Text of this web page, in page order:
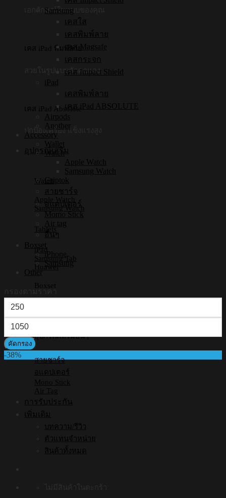
เอกลักษณ์ในแบบของคุณ
เคส iPad พิมพ์ลาย
สวยในรูปแบบตัวคุณเอง
เคส iPad Absolute
ปกป้องเครื่อง แข็งแรงสูง
อุปกรณ์เสริม
Watch
Apple Watch
Samsung Watch
Tablets
iPad
Samsung Tab
Huawei
Boxset
Samsung Boxset
อุปกรณ์เสริมอื่นๆ
สายชาร์จ
อแดปเตอร์
Mono Stick
Air Tag
การรับประกัน
เพิ่มเติม
บทความ/รีวิว
ตัวแทนจำหน่าย
สินค้าทั้งหมด
Samsung
เคสใส
เคสพิมพ์ลาย
เคส Magsafe
เคสกระจก
เคส Impact Shield
iPad
เคสพิมพ์ลาย
เคส iPad ABSOLUTE
Airpods
Another
Accessory
Wallet
Watch
Apple Watch
Samsung Watch
Griptok
สายชาร์จ
อแดปเตอร์
Momo Stick
Air tag
อื่นๆ
Boxset
iPhone
Samsung
Other
ราคา
ต่ำ
สุด
ราคา
สูงสุด
คัดกรอง
-38%